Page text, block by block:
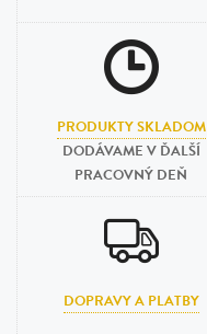
PRODUKTY SKLADOM
DODÁVAME V ĎALŠÍ
PRACOVNÝ DEŇ
DOPRAVY A PLATBY